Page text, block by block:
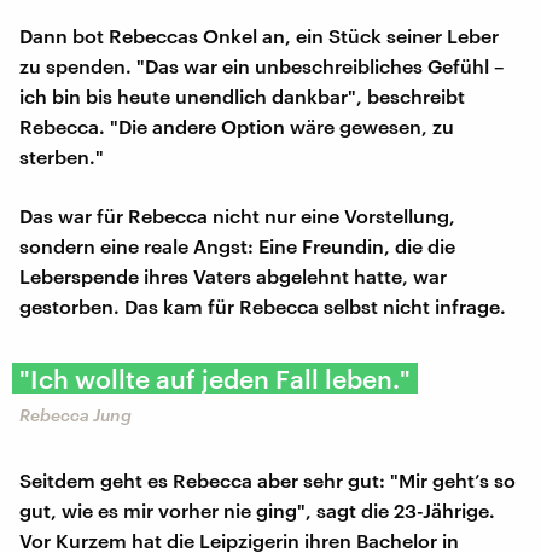
Dann bot Rebeccas Onkel an, ein Stück seiner Leber
zu spenden. "Das war ein unbeschreibliches Gefühl –
ich bin bis heute unendlich dankbar", beschreibt
Rebecca. "Die andere Option wäre gewesen, zu
sterben."
Das war für Rebecca nicht nur eine Vorstellung,
sondern eine reale Angst: Eine Freundin, die die
Leberspende ihres Vaters abgelehnt hatte, war
gestorben. Das kam für Rebecca selbst nicht infrage.
"Ich wollte auf jeden Fall leben."
Rebecca Jung
Seitdem geht es Rebecca aber sehr gut: "Mir geht’s so
gut, wie es mir vorher nie ging", sagt die 23-Jährige.
Vor Kurzem hat die Leipzigerin ihren Bachelor in